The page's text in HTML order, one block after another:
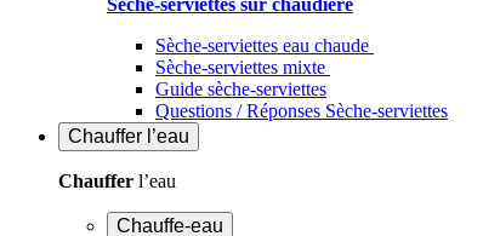
Sèche-serviettes sur chaudière
Sèche-serviettes eau chaude
Sèche-serviettes mixte
Guide sèche-serviettes
Questions / Réponses Sèche-serviettes
Chauffer l’eau
Chauffer l’eau
Chauffe-eau